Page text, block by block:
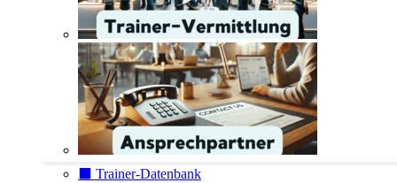
⬛️ Trainer-Datenbank